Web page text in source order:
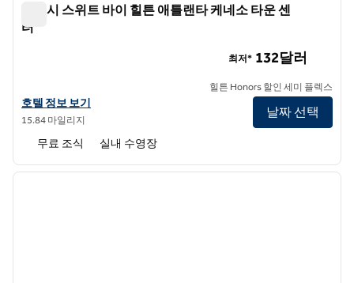
앰버시 스위트 바이 힐튼 애틀랜타 케네소 타운 센
터
앰버시 스위트 바이 힐튼 애틀랜타 케네소 타운 센터의 호텔 정보 보기
호텔 정보 보기
15.84 마일리지
최저* 132달러
힐튼 Honors 할인 세미 플렉스
날짜 선택
무료 조식 실내 수영장
1/12
다음